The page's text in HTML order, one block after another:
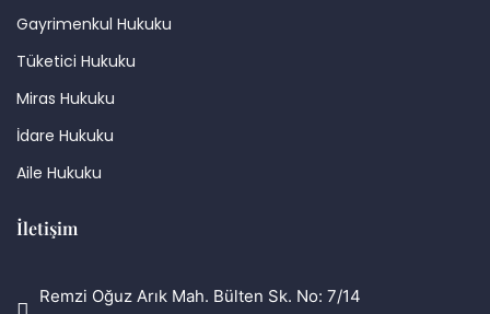
Gayrimenkul Hukuku
Tüketici Hukuku
Miras Hukuku
İdare Hukuku
Aile Hukuku
İletişim
Remzi Oğuz Arık Mah. Bülten Sk. No: 7/14